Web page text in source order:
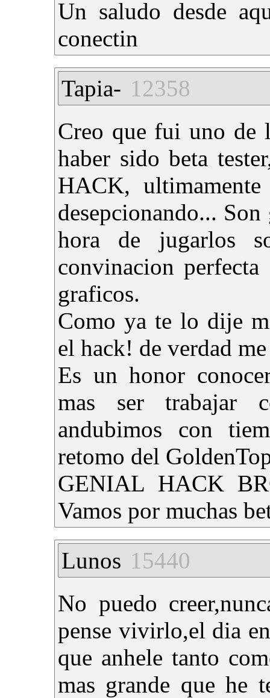
Un saludo desde
conectin
Tapia- 12358
Creo que fui uno de
haber sido beta
HACK,
desepcionando...
hora de jugarlos
convinacion
graficos.
Como ya te lo dije
el hack! de verdad
Es un honor
mas ser trabajar
andubimos con
retomo del
GENIAL HACK
Vamos por muchas
Lunos 15440
No puedo
pense vivirlo,el dia
que anhele tanto
mas grande que he